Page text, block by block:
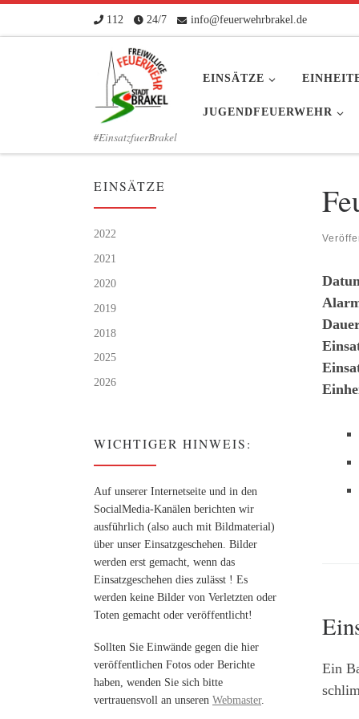
Zum Inhalt springen
112 24/7 info@feuerwehrbrakel.de
#EinsatzfuerBrakel
EINSÄTZE
JUGENDFEUERWEHR
Ein
EINSÄTZE
2022
2021
2020
2019
2018
2025
2026
WICHTIGER HINWEIS:
Auf unserer Internetseite und in den
SocialMedia-Kanälen berichten wir
ausführlich (also auch mit Bildmaterial)
über unser Einsatzgeschehen. Bilder
werden erst gemacht, wenn das
Einsatzgeschehen dies zulässt ! Es
werden keine Bilder von Verletzten oder
Toten gemacht oder veröffentlicht!
Sollten Sie Einwände gegen die hier
veröffentlichen Fotos oder Berichte
haben, wenden Sie sich bitte
vertrauensvoll an unseren Webmaster.